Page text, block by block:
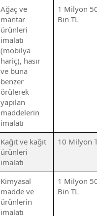
Ağaç ve
mantar
ürünleri
imalatı
(mobilya
hariç), hasır
ve buna
benzer
örülerek
yapılan
maddelerin
imalatı
1 Milyon
Bin TL
Kağıt ve kağıt
ürünleri
imalatı
10 Milyon
Kimyasal
madde ve
ürünlerin
imalatı
1 Milyon
Bin TL